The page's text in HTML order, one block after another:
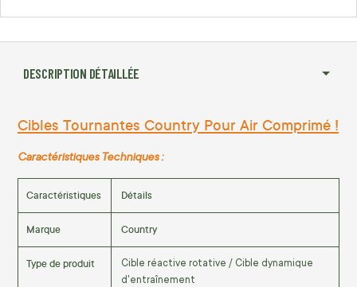
DESCRIPTION DÉTAILLÉE
Cibles Tournantes Country Pour Air Comprimé !
Caractéristiques Techniques :
Caractéristiques Détails
Marque Country
Type de produit
Cible réactive rotative / Cible dynamique
d'entraînement